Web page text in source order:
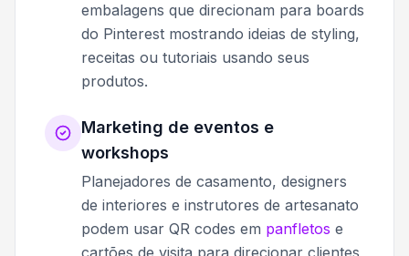
embalagens que direcionam para boards
do Pinterest mostrando ideias de styling,
receitas ou tutoriais usando seus
produtos.
Marketing de eventos e
workshops
Planejadores de casamento, designers
de interiores e instrutores de artesanato
podem usar QR codes em panfletos e